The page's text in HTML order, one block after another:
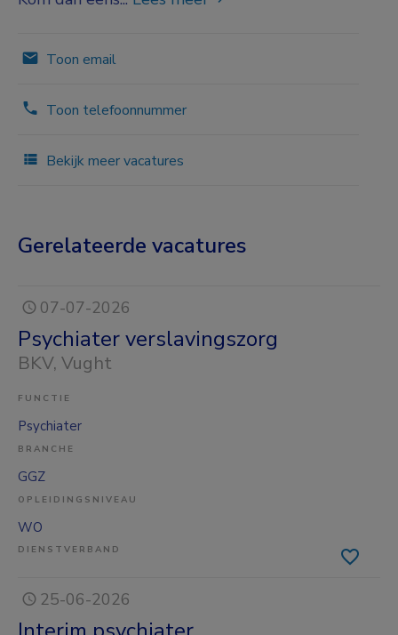
Toon email
Toon telefoonnummer
Bekijk meer vacatures
Gerelateerde vacatures
07-07-2026
Psychiater verslavingszorg
BKV, Vught
FUNCTIE
Psychiater
BRANCHE
GGZ
OPLEIDINGSNIVEAU
WO
DIENSTVERBAND
25-06-2026